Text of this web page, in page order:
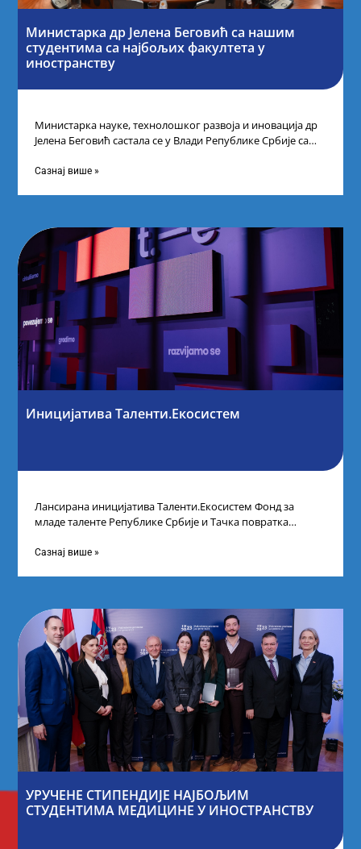
Министарка др Јелена Беговић са нашим
студентима са најбољих факултета у
иностранству
Министарка науке, технолошког развоја и иновација др
Јелена Беговић састала се у Влади Републике Србије са
Сазнај више »
Иницијатива Таленти.Екосистем
Лансирана иницијатива Таленти.Екосистем Фонд за
младе таленте Републике Србије и Тачка повратка
догађају су се
Сазнај више »
УРУЧЕНЕ СТИПЕНДИЈЕ НАЈБОЉИМ
СТУДЕНТИМА МЕДИЦИНЕ У ИНОСТРАНСТВУ